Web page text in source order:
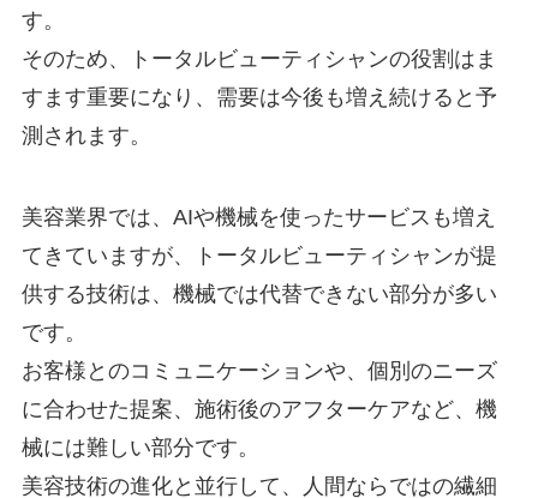
す。
そのため、トータルビューティシャンの役割はま
すます重要になり、需要は今後も増え続けると予
測されます。
美容業界では、AIや機械を使ったサービスも増え
てきていますが、トータルビューティシャンが提
供する技術は、機械では代替できない部分が多い
です。
お客様とのコミュニケーションや、個別のニーズ
に合わせた提案、施術後のアフターケアなど、機
械には難しい部分です。
美容技術の進化と並行して、人間ならではの繊細